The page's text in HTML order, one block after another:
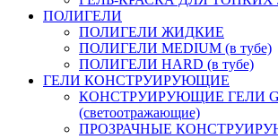
ПОЛИГЕЛИ
ПОЛИГЕЛИ ЖИДКИЕ
ПОЛИГЕЛИ MEDIUM (в тубе)
ПОЛИГЕЛИ HARD (в тубе)
ГЕЛИ КОНСТРУИРУЮЩИЕ
КОНСТРУИРУЮЩИЕ ГЕЛИ
(светоотражающие)
ПРОЗРАЧНЫЕ